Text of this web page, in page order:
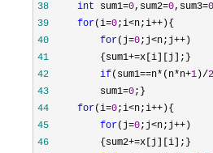
38
int sum1=0,sum2=0,sum3=0
39
for(i=0;i<n;i++
40
for(j=0;j<n;j++
41
         {sum1+=
42
if(sum1==n*(n*n+1 )/2
43
         sum1=
0
44
for(i=0;i<n;i++
45
for(j=0;j<n;j++
46
         {sum2+=